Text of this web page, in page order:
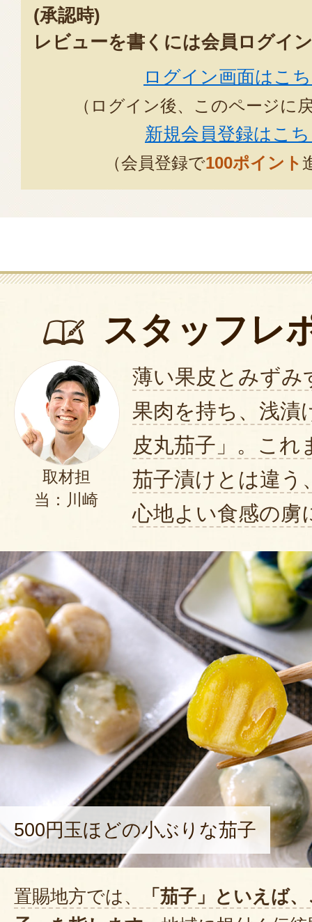
(承認時)
レビューを書くには会員ログイ
ログイン画面はこ
（ログイン後、このページに
新規会員登録はこ
（会員登録で100ポイント
スタッフレ
取材担
当：川崎
薄い果皮とみずみ
果肉を持ち、浅漬
皮丸茄子」。これ
茄子漬けとは違う
心地よい食感の虜
500円玉ほどの小ぶりな茄子
置賜地方では、
「茄子」といえば